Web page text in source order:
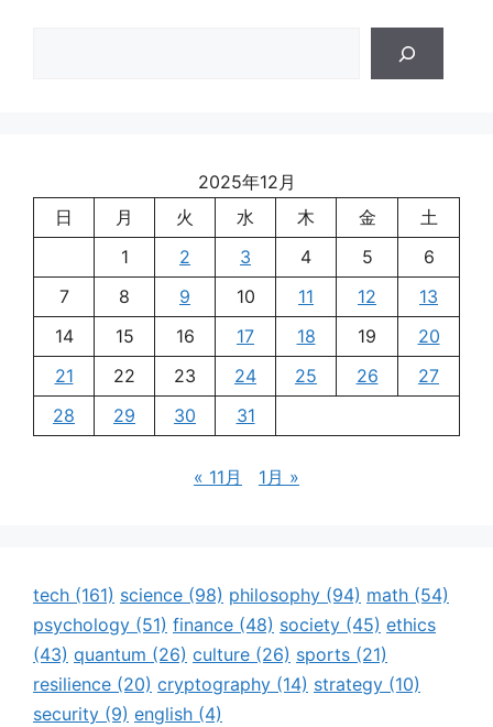
2025年12月
日
月 火 水 木 金
土
1
2 3 4 5
6
7
8 9 10 11 12
13
14
15 16 17 18 19
20
21
22 23 24 25 26
27
28
29 30 31
« 11月 1月 »
tech (161) science (98) philosophy (94) math (54)
psychology (51) finance (48) society (45) ethics
(43) quantum (26) culture (26) sports (21)
resilience (20) cryptography (14) strategy (10)
security (9) english (4)